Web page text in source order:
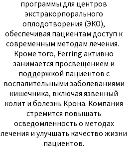
программы для центров
экстракорпорального
оплодотворения (ЭКО),
обеспечивая пациентам доступ к
современным методам лечения.
Кроме того, Ferring активно
занимается просвещением и
поддержкой пациентов с
воспалительными заболеваниями
кишечника, включая язвенный
колит и болезнь Крона. Компания
стремится повышать
осведомленность о методах
лечения и улучшать качество жизни
пациентов.